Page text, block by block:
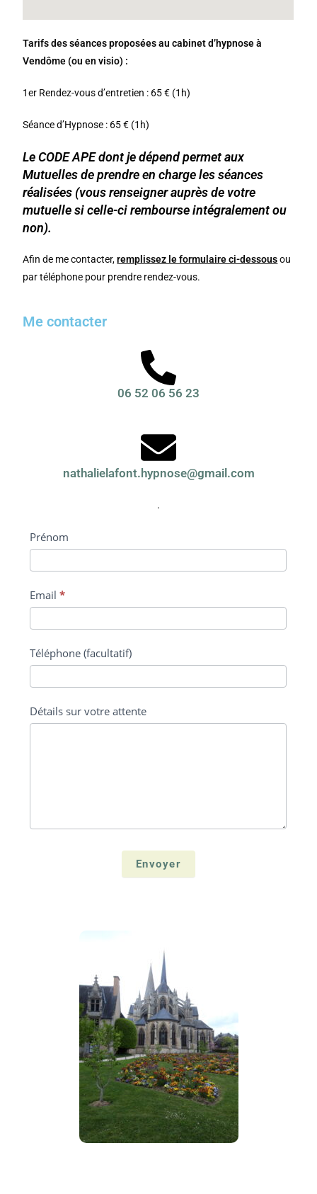
Tarifsdes séances proposées au cabinet d’hypnose à
Vendôme (ou en visio) :
1er Rendez-vous d’entretien : 65 € (1h)
Séance d’Hypnose : 65 € (1h)
Le CODE APE dont je dépend permet aux
Mutuelles de prendre en charge les séances
réalisées (vous renseigner auprès de votre
mutuelle si celle-ci rembourse intégralement ou
non).
Afin de me contacter,remplissez le formulaire ci-dessousou
par téléphone pour prendre rendez-vous.
Me contacter
06 52 06 56 23
nathalielafont.hypnose@gmail.com
.
Formulaire
contact
Prénom
Email*
Téléphone (facultatif)
Détails sur votre attente
Envoyer